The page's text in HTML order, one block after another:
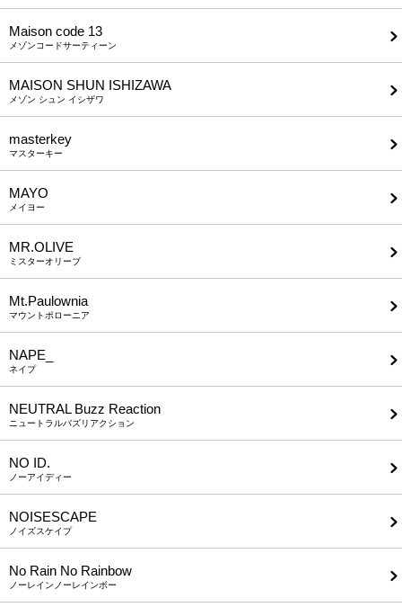
Maison code 13
メゾンコードサーティーン
MAISON SHUN ISHIZAWA
メゾン シュン イシザワ
masterkey
マスターキー
MAYO
メイヨー
MR.OLIVE
ミスターオリーブ
Mt.Paulownia
マウントポローニア
NAPE_
ネイプ
NEUTRAL Buzz Reaction
ニュートラルバズリアクション
NO ID.
ノーアイディー
NOISESCAPE
ノイズスケイプ
No Rain No Rainbow
ノーレインノーレインボー